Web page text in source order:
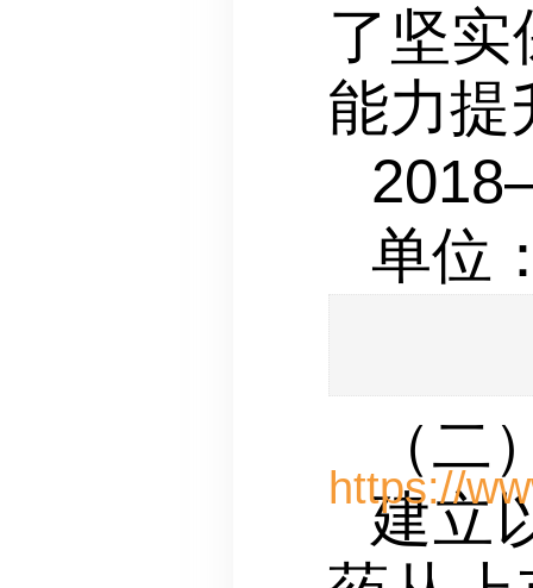
了坚
能力提
2018
单位
（
建立